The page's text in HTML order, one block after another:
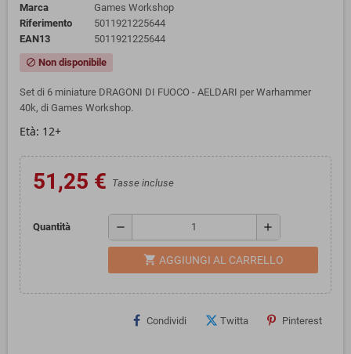
Marca
Games Workshop
Riferimento
5011921225644
EAN13
5011921225644
block Non disponibile
Set di 6 miniature DRAGONI DI FUOCO - AELDARI per Warhammer
40k, di Games Workshop.
Età: 12+
51,25 € Tasse incluse
Quantità remove add
shopping_cart AGGIUNGI AL CARRELLO
Condividi Twitta Pinterest